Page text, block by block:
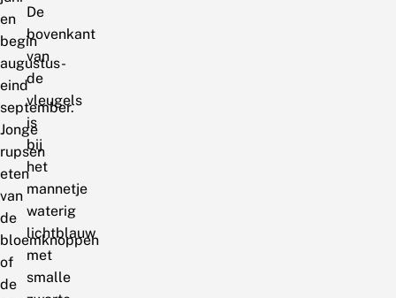
en
begin
augustus-
eind
september.
Jonge
rupsen
eten
van
de
bloemknoppen
of
de
De
bovenkant
van
de
vleugels
is
bij
het
mannetje
waterig
lichtblauw
met
smalle